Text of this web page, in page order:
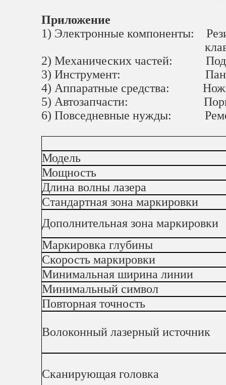
Приложение
1) Электронные компоненты:
клавиатура
2) Механических частей:
3) Инструмент: Панель
4) Аппаратные средства: Ножи,
5) Автозапчасти: Поршни и
6) Повседневные нужды:
Модель
Мощность
Длина волны лазера
Стандартная зона маркировки
Дополнительная зона маркировки
Маркировка глубины
Скорость маркировки
Минимальная ширина линии
Минимальный символ
Повторная точность
Волоконный лазерный источник
Сканирующая головка